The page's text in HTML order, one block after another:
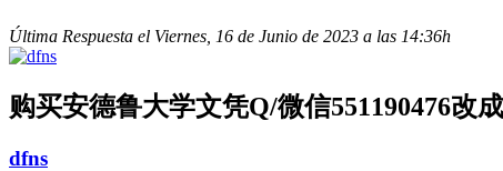
Última Respuesta el Viernes, 16 de Junio de 2023 a las 14:36h
购买安德鲁大学文凭Q/微信551190476
dfns